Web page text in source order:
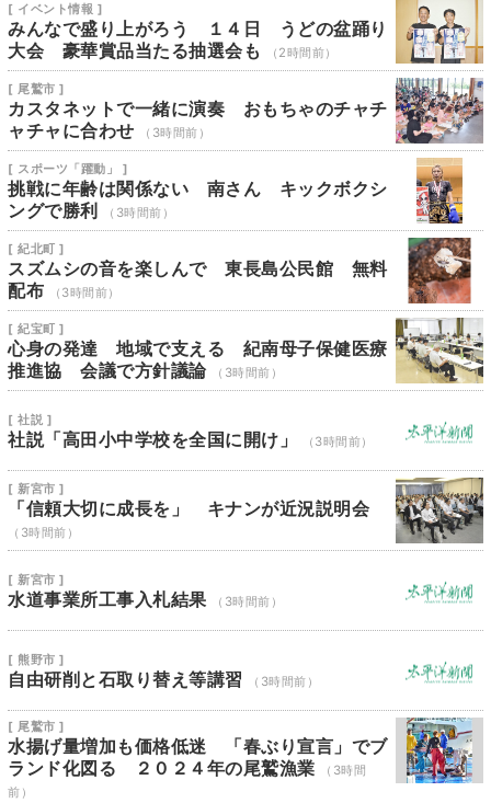
[ イベント情報 ]
みんなで盛り上がろう １４日 うどの盆踊り
大会 豪華賞品当たる抽選会も
（2時間前）
[ 尾鷲市 ]
カスタネットで一緒に演奏 おもちゃのチャチ
ャチャに合わせ
（3時間前）
[ スポーツ「躍動」 ]
挑戦に年齢は関係ない 南さん キックボクシ
ングで勝利
（3時間前）
[ 紀北町 ]
スズムシの音を楽しんで 東長島公民館 無料
配布
（3時間前）
[ 紀宝町 ]
心身の発達 地域で支える 紀南母子保健医療
推進協 会議で方針議論
（3時間前）
[ 社説 ]
社説「高田小中学校を全国に開け」 （3時間前）
[ 新宮市 ]
「信頼大切に成長を」 キナンが近況説明会
（3時間前）
[ 新宮市 ]
水道事業所工事入札結果 （3時間前）
[ 熊野市 ]
自由研削と石取り替え等講習 （3時間前）
[ 尾鷲市 ]
水揚げ量増加も価格低迷 「春ぶり宣言」でブ
ランド化図る ２０２４年の尾鷲漁業
（3時間
前）